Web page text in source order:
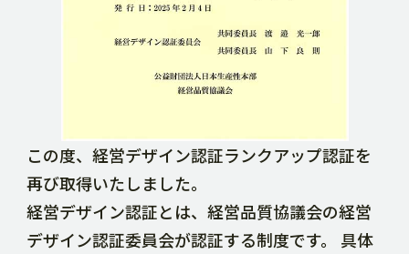
この度、経営デザイン認証ランクアップ認証を
再び取得いたしました。
経営デザイン認証とは、経営品質協議会の経営
デザイン認証委員会が認証する制度です。 具体